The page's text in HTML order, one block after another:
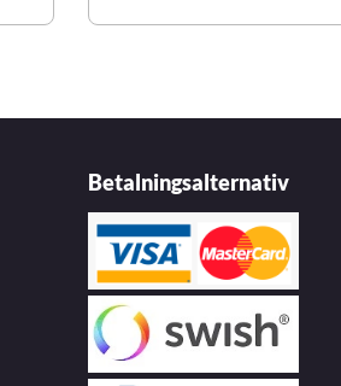
Betalningsalternativ